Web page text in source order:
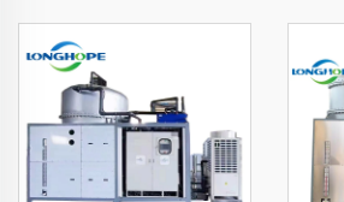
Sıcaklık Vakum
Buharlaştırıcı
makinesi